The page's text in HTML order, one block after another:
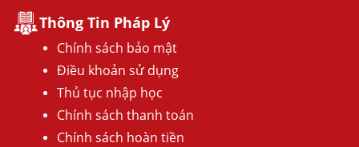
Thông Tin Pháp Lý
Chính sách bảo mật
Điều khoản sử dụng
Thủ tục nhập học
Chính sách thanh toán
Chính sách hoàn tiền